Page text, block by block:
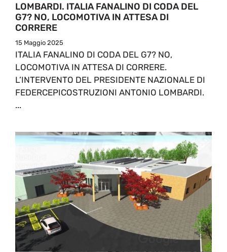
LOMBARDI. ITALIA FANALINO DI CODA DEL
G7? NO, LOCOMOTIVA IN ATTESA DI
CORRERE
15 Maggio 2025
ITALIA FANALINO DI CODA DEL G7? NO,
LOCOMOTIVA IN ATTESA DI CORRERE.
L’INTERVENTO DEL PRESIDENTE NAZIONALE DI
FEDERCEPICOSTRUZIONI ANTONIO LOMBARDI.
...